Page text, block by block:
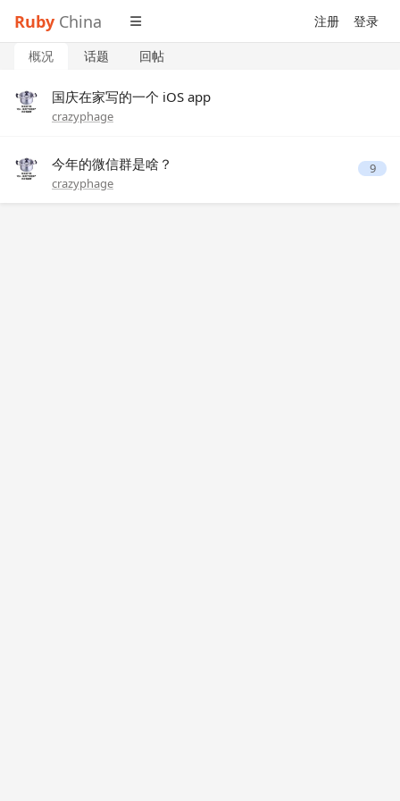
Ruby China 注册 登录
概况 话题 回帖
国庆在家写的一个 iOS app
crazyphage
今年的微信群是啥？
crazyphage
9